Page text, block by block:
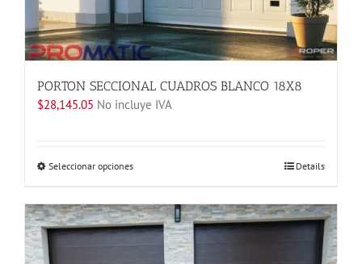
en
la
página
de
producto
PORTON SECCIONAL CUADROS BLANCO 18X8
$28,145.05 No incluye IVA
Seleccionar opcionesEste
tiene
múltiples
variantes.
Details